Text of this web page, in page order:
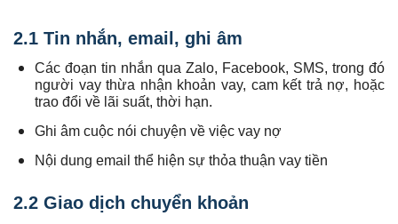
2.1 Tin nhắn, email, ghi âm
Các đoạn tin nhắn qua Zalo, Facebook, SMS, trong đó
người vay thừa nhận khoản vay, cam kết trả nợ, hoặc
trao đổi về lãi suất, thời hạn.
Ghi âm cuộc nói chuyện về việc vay nợ
Nội dung email thể hiện sự thỏa thuận vay tiền
2.2 Giao dịch chuyển khoản